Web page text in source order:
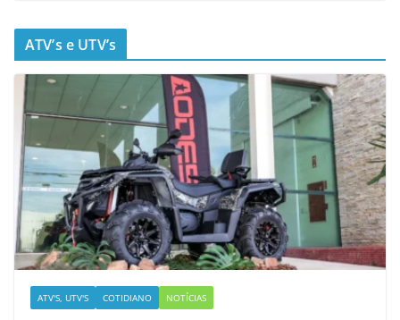
ATV’s e UTV’s
ATV'S, UTV'S COTIDIANO NOTÍCIAS